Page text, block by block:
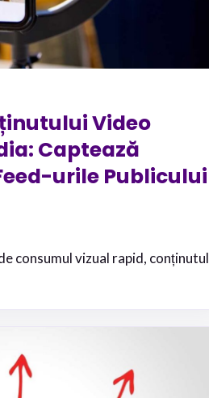
Video
Captează
urile Publicului
consumul vizual rapid, conținutul